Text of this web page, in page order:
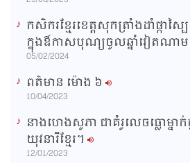
កសិករខ្មែរខេត្តសុកត្រាំងដាំផ្កា
ក្នុងឳកាសបុណ្យចូលឆ្នាំវៀតណា
05/02/2024
ពត៌មាន ម៉ោង​ ៦
10/04/2023
នាងហេងសូភា ជាគំរូលេចធ្លោម្ន
យុវនារីខ្មែរ។
12/01/2023